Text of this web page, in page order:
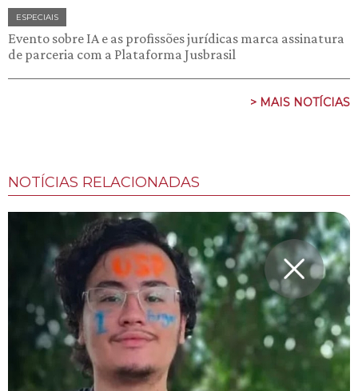
ESPECIAIS
Evento sobre IA e as profissões jurídicas marca assinatura
de parceria com a Plataforma Jusbrasil
> MAIS NOTÍCIAS
NOTÍCIAS RELACIONADAS